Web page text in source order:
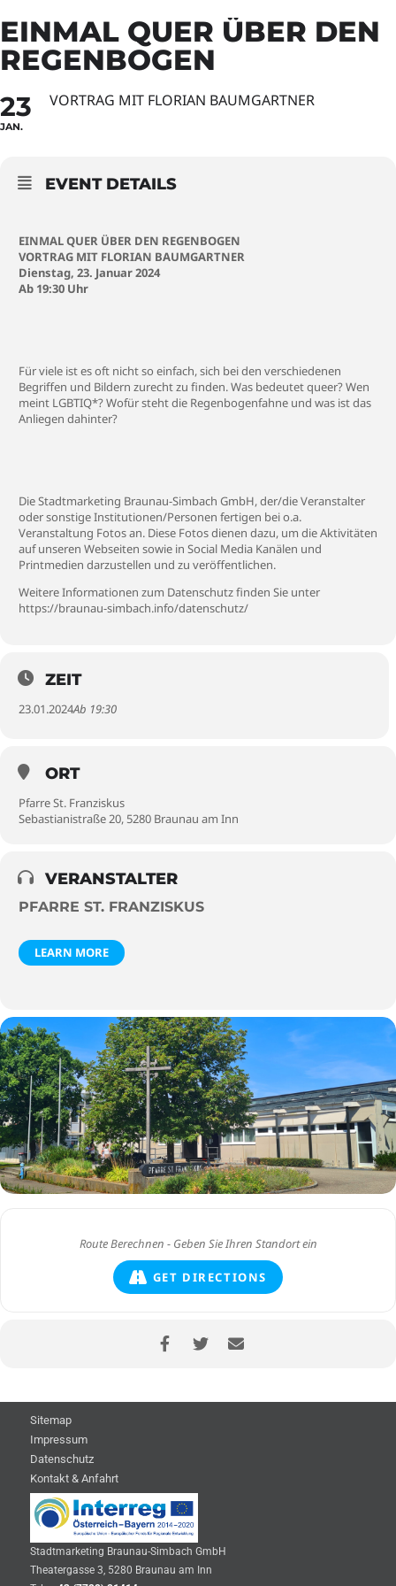
EINMAL QUER ÜBER DEN
REGENBOGEN
23
JAN.
VORTRAG MIT FLORIAN BAUMGARTNER
EVENT DETAILS
EINMAL QUER ÜBER DEN REGENBOGEN
VORTRAG MIT FLORIAN BAUMGARTNER
Dienstag, 23. Januar 2024
Ab 19:30 Uhr
Für viele ist es oft nicht so einfach, sich bei den verschiedenen
Begriffen und Bildern zurecht zu finden. Was bedeutet queer? Wen
meint LGBTIQ*? Wofür steht die Regenbogenfahne und was ist das
Anliegen dahinter?
Die Stadtmarketing Braunau-Simbach GmbH, der/die Veranstalter
oder sonstige Institutionen/Personen fertigen bei o.a.
Veranstaltung Fotos an. Diese Fotos dienen dazu, um die Aktivitäten
auf unseren Webseiten sowie in Social Media Kanälen und
Printmedien darzustellen und zu veröffentlichen.
Weitere Informationen zum Datenschutz finden Sie unter
https://braunau-simbach.info/datenschutz/
ZEIT
23.01.2024Ab 19:30
ORT
Pfarre St. Franziskus
Sebastianistraße 20, 5280 Braunau am Inn
VERANSTALTER
PFARRE ST. FRANZISKUS
LEARN MORE
GET DIRECTIONS
Sitemap
Impressum
Datenschutz
Kontakt & Anfahrt
Stadtmarketing Braunau-Simbach GmbH
Theatergasse 3, 5280 Braunau am Inn